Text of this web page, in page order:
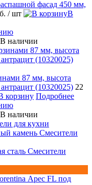
фасад 450 мм,
/ шт
В
В наличии
87 мм, высота
(10320025) 22
корзину Подробнее
В наличии
для кухни
Смесители
Смесители